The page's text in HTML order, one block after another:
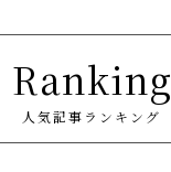
Ranking
人気記事ランキング